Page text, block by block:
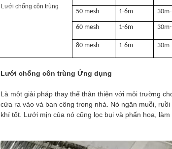
Lưới chống côn trùng
50 mesh 1-6m
60 mesh 1-6m
80 mesh 1-6m
Lưới chống côn trùng Ứng dụng
Là một giải pháp thay thế thân thiện với môi trường
cửa ra vào và ban công trong nhà. Nó ngăn muỗi,
khí tốt. Lưới mịn của nó cũng lọc bụi và phấn hoa,